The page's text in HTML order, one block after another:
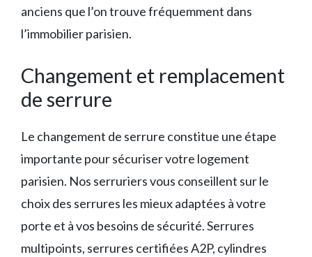
anciens que l’on trouve fréquemment dans
l’immobilier parisien.
Changement et remplacement
de serrure
Le changement de serrure constitue une étape
importante pour sécuriser votre logement
parisien. Nos serruriers vous conseillent sur le
choix des serrures les mieux adaptées à votre
porte et à vos besoins de sécurité. Serrures
multipoints, serrures certifiées A2P, cylindres